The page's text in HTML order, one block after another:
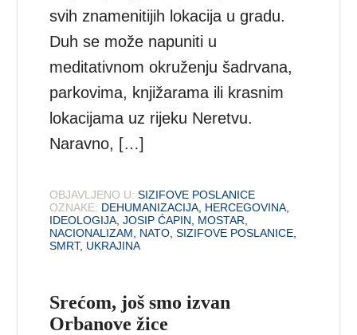
svih znamenitijih lokacija u gradu.
Duh se može napuniti u
meditativnom okruženju šadrvana,
parkovima, knjižarama ili krasnim
lokacijama uz rijeku Neretvu.
Naravno, […]
OBJAVLJENO U: SIZIFOVE POSLANICE
OZNAKE: DEHUMANIZACIJA HERCEGOVINA
IDEOLOGIJA ,JOSIP ĆAPIN MOSTAR
NACIONALIZAM
NATO ,SIZIFOVE POSLANICE
SMRT, UKRAJINA
Srećom, još smo izvan
Orbanove žice